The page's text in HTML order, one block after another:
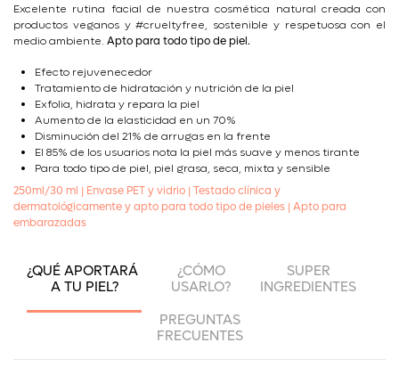
Excelente rutina facial de nuestra cosmética natural creada con
productos veganos y #crueltyfree, sostenible y respetuosa con el
medio ambiente. Apto para todo tipo de piel.
Efecto rejuvenecedor
Tratamiento de hidratación y nutrición de la piel
Exfolia, hidrata y repara la piel
Aumento de la elasticidad en un 70%
Disminución del 21% de arrugas en la frente
El 85% de los usuarios nota la piel más suave y menos tirante
Para todo tipo de piel, piel grasa, seca, mixta y sensible
250ml/30 ml | Envase PET y vidrio | Testado clínica y
dermatológicamente y apto para todo tipo de pieles | Apto para
embarazadas
¿QUÉ APORTARÁ
A TU PIEL?
¿CÓMO
USARLO?
SUPER
INGREDIENTES
PREGUNTAS
FRECUENTES